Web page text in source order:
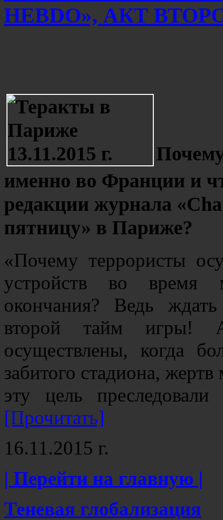
HEBDO», АКТ
именно во Франции и
редакции журнала «
пятницу» в Париже?
«Почему террористы
устройств во время
окончания? Ведь
второй тайм
осуществлены, когда
забитого стадиона,
эту цель
[Прочитать]
16.11.2015 г.
| Перейти на главную |
Теневая глобализация